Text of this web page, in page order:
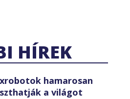
HÍREK
hamarosan
a világot